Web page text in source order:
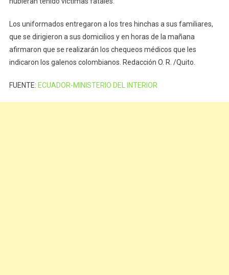
Los uniformados entregaron a los tres hinchas a sus familiares,
que se dirigieron a sus domicilios y en horas de la mañana
afirmaron que se realizarán los chequeos médicos que les
indicaron los galenos colombianos. Redacción O. R. /Quito.
FUENTE: ECUADOR-MINISTERIO DEL INTERIOR